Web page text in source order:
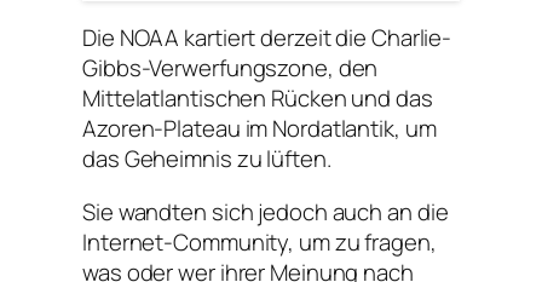
Die NOAA kartiert derzeit die Charlie-
Gibbs-Verwerfungszone, den
Mittelatlantischen Rücken und das
Azoren-Plateau im Nordatlantik, um
das Geheimnis zu lüften.
Sie wandten sich jedoch auch an die
Internet-Community, um zu fragen,
was oder wer ihrer Meinung nach